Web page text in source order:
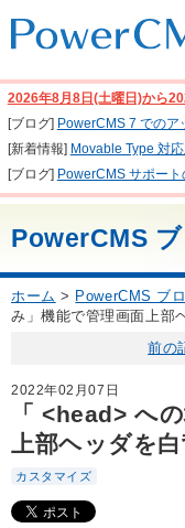
2026年8月8日(土曜日)から
[ブログ] PowerCMS 7 でのア
[新着情報] Movable Type 対
[ブログ] PowerCMS サポー
PowerCMS
ホーム > PowerCMS ブ
み」機能で管理画面上部
前の
2022年02月07日
「 <head> へ
上部ヘッダを
カスタマイズ